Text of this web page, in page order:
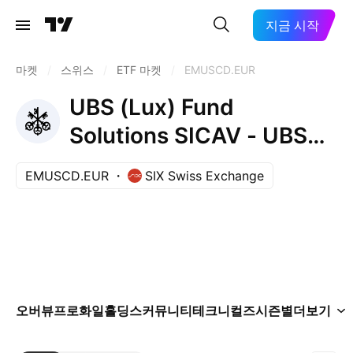
지금 시작
마켓 스위스 ETF 마켓 EMUSCD.EUR
UBS (Lux) Fund
Solutions SICAV - UBS
MSCI EMU Small Cap
UCITS ETF EUR Ukdis-
EMUSCD.EUR SIX Swiss Exchange
오버뷰프로화일홀딩스커뮤니티테크니컬즈시즌별더보기